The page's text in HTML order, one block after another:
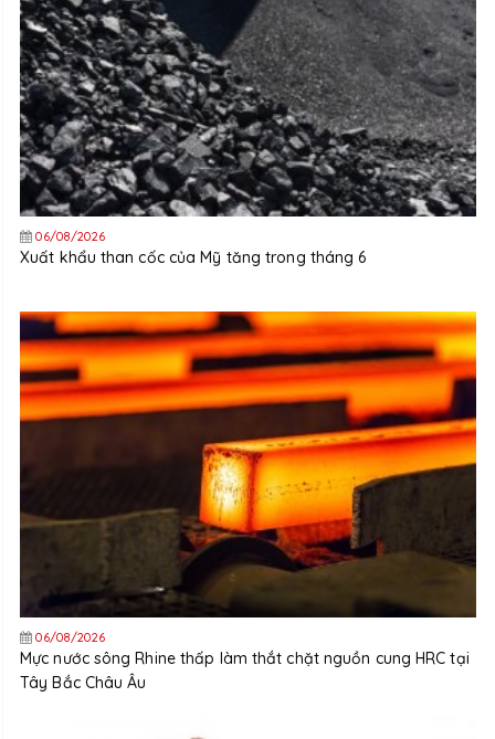
06/08/2026
Xuất khẩu than cốc của Mỹ tăng trong tháng 6
06/08/2026
Mực nước sông Rhine thấp làm thắt chặt nguồn cung HRC tại
Tây Bắc Châu Âu